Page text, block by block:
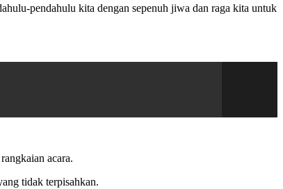
pendahulu kita dengan sepenuh jiwa dan raga kita untuk
acara.
tidak terpisahkan.